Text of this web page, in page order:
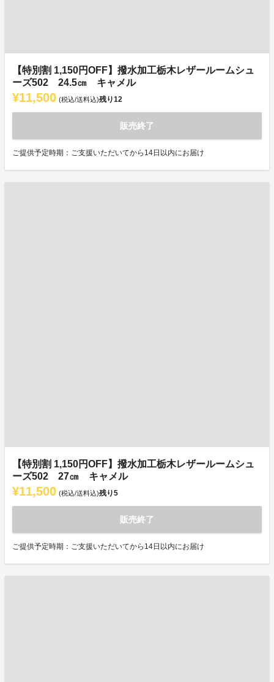
【特別割 1,150円OFF】撥水加工栃木レザールームシュ
ーズ502 24.5㎝ キャメル
¥11,500 (税込/送料込)残り12
販売終了
ご提供予定時期：ご支援いただいてから14日以内にお届け
【特別割 1,150円OFF】撥水加工栃木レザールームシュ
ーズ502 27㎝ キャメル
¥11,500 (税込/送料込)残り5
販売終了
ご提供予定時期：ご支援いただいてから14日以内にお届け